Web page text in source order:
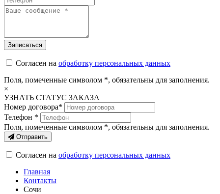
Согласен на обработку персональных данных
Поля, помеченные символом *, обязательны для заполнения.
×
УЗНАТЬ СТАТУС ЗАКАЗА
Номер договора*
Телефон *
Поля, помеченные символом *, обязательны для заполнения.
Отправить
Согласен на обработку персональных данных
Главная
Контакты
Сочи